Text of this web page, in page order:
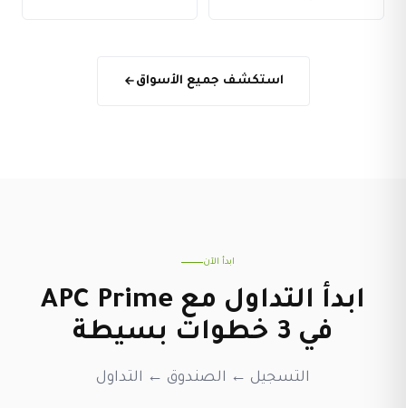
استكشف جميع الأسواق
ابدأ الآن
ابدأ التداول مع APC Prime
في 3 خطوات بسيطة
التسجيل ← الصندوق ← التداول